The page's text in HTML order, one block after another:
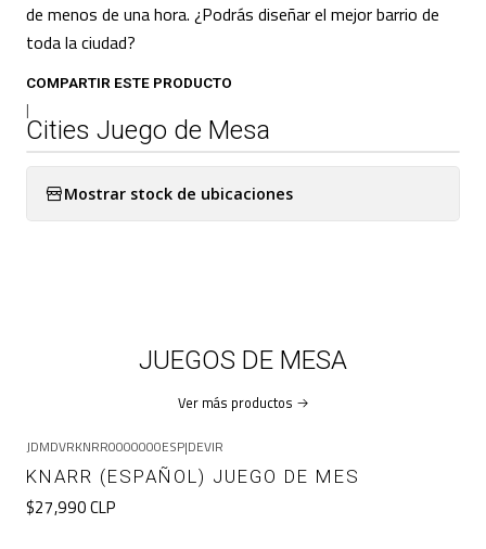
de menos de una hora. ¿Podrás diseñar el mejor barrio de
toda la ciudad?
COMPARTIR ESTE PRODUCTO
|
Cities Juego de Mesa
Mostrar stock de ubicaciones
JUEGOS DE MESA
Ver más productos
JDMDVRKNRR0000000ESP|DEVIR
KNARR (ESPAÑOL) JUEGO DE MES
$27,990 CLP